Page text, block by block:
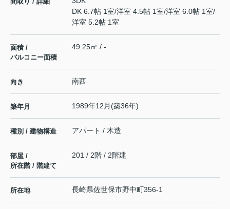
DK 6.7帖 1室/洋室 4.5帖 1室/洋室 6.0帖 1室/
洋室 5.2帖 1室
面積 /
バルコニー面積
49.25㎡ / -
向き 南西
築年月 1989年12月(築36年)
種別 / 建物構造 アパート / 木造
部屋 /
所在階 / 階建て
201 / 2階 / 2階建
所在地 長崎県佐世保市野中町356-1